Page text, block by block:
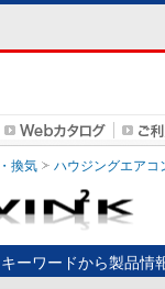
換気 ハウジングエアコ
キーワードから製品情